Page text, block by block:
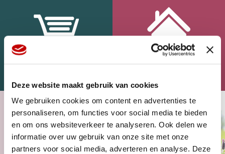
Deze website maakt gebruik van cookies
We gebruiken cookies om content en advertenties te
personaliseren, om functies voor social media te bieden
en om ons websiteverkeer te analyseren. Ook delen we
informatie over uw gebruik van onze site met onze
partners voor social media, adverteren en analyse. Deze